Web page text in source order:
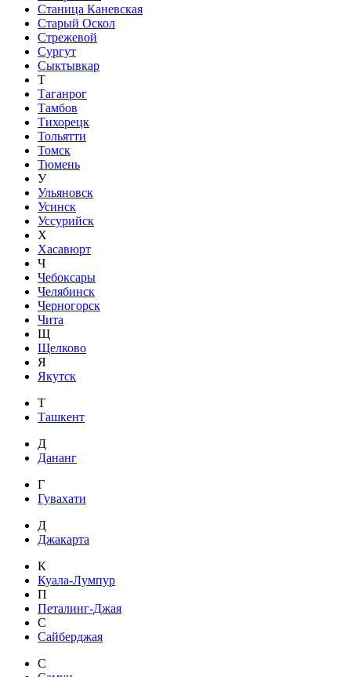
Станица Каневская
Старый Оскол
Стрежевой
Сургут
Сыктывкар
Т
Таганрог
Тамбов
Тихорецк
Тольятти
Томск
Тюмень
У
Ульяновск
Усинск
Уссурийск
Х
Хасавюрт
Ч
Чебоксары
Челябинск
Черногорск
Чита
Щ
Щелково
Я
Якутск
Т
Ташкент
Д
Дананг
Г
Гувахати
Д
Джакарта
К
Куала-Лумпур
П
Петалинг-Джая
С
Сайберджая
С